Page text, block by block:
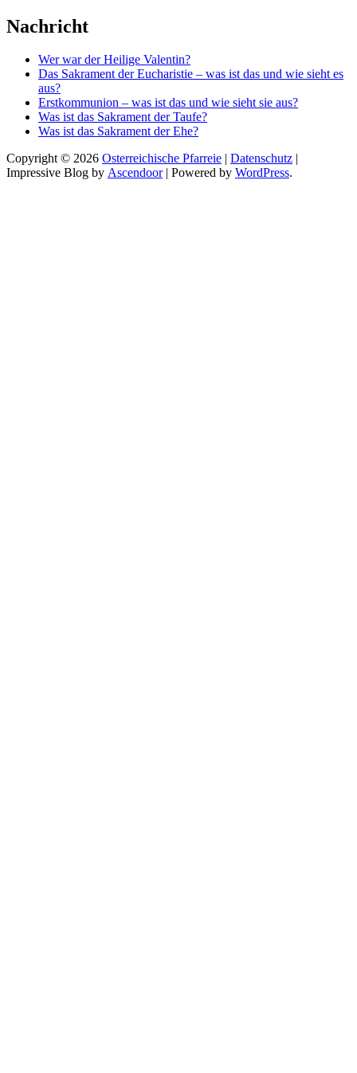
Nachricht
Wer war der Heilige Valentin?
Das Sakrament der Eucharistie – was ist das und wie sieht es
aus?
Erstkommunion – was ist das und wie sieht sie aus?
Was ist das Sakrament der Taufe?
Was ist das Sakrament der Ehe?
Copyright © 2026 Osterreichische Pfarreie | Datenschutz |
Impressive Blog by Ascendoor| Powered by WordPress.